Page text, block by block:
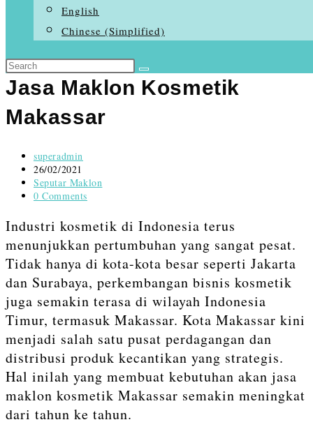
Skip
to
content
English
Chinese (Simplified)
Search
this
website
Jasa Maklon Kosmetik
Makassar
Post
author:
superadmin
Post
published:
26/02/2021
Post
category:
Seputar Maklon
Post
0 Comments
Industri kosmetik di Indonesia terus
menunjukkan pertumbuhan yang sangat pesat.
Tidak hanya di kota-kota besar seperti Jakarta
dan Surabaya, perkembangan bisnis kosmetik
juga semakin terasa di wilayah Indonesia
Timur, termasuk Makassar. Kota Makassar kini
menjadi salah satu pusat perdagangan dan
distribusi produk kecantikan yang strategis.
Hal inilah yang membuat kebutuhan akan jasa
maklon kosmetik Makassar semakin meningkat
dari tahun ke tahun.